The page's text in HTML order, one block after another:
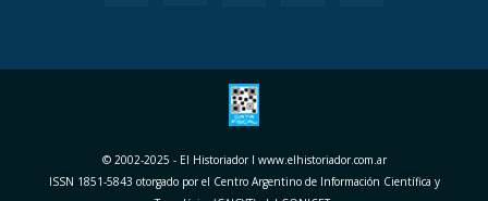
© 2002-2025 - El Historiador I www.elhistoriador.com.ar
ISSN 1851-5843 otorgado por el Centro Argentino de Información Científica y